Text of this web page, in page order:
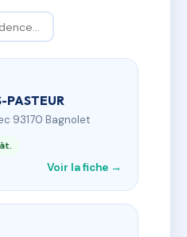
PASTEUR
93170 Bagnolet
Voir la fiche →